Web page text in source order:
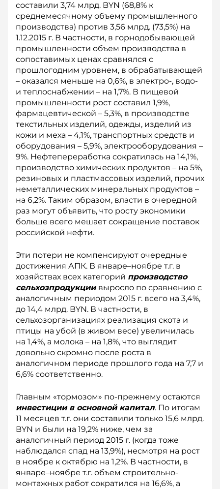
составили 3,74 млрд. BYN (68,8% к
среднемесячному объему промышленного
производства) против 3,56 млрд. (73,5%) на
1.12.2015 г. В частности, в горнодобывающей
промышленности объем производства в
сопоставимых ценах сравнялся с
прошлогодним уровнем, в обрабатывающей
– оказался меньше на 0,6%, в электро-, водо-
и теплоснабжении – на 1,7%. В пищевой
промышленности рост со­ставил 1,9%,
фармацевтической – 5,3%, в производстве
текстильных изделий, одежды, изделий из
кожи и меха – 4,1%, транспортных средств и
оборудования – 5,9%, электрооборудования –
9%. Нефтепереработка сократилась на 14,1%,
производство химических продуктов – на 5%,
резиновых и пластмассовых изделий, прочих
неметаллических минеральных продуктов –
на 6,2%. Таким образом, власти в очередной
раз могут объявить, что росту экономики
больше всего мешает сокращение поставок
российской нефти.
Эти потери не компенсируют очередные
достижения АПК. В январе–ноябре т.г. в
хозяйствах всех категорий производство
сельхозпродукции выросло по сравнению с
аналогичным периодом 2015 г. всего на 3,4%,
до 14,4 млрд. BYN. В частности, в
сельхозорганизациях реализация скота и
птицы на убой (в живом весе) увеличилась
на 1,4%, а молока – на 1,8%, что выглядит
довольно скромно после роста в
аналогичном периоде прошлого года на 7,7 и
6,6% соответственно.
Главным «тормозом» по-прежнему остаются
инвестиции в основной капитал. По итогам
11 месяцев т.г. они составили только 15,6 млрд.
BYN и были на 19,2% ниже, чем за
аналогичный период 2015 г. (когда тоже
наблюдался спад на 13,9%), несмотря на рост
в ноябре к октябрю на 1,2%. В частности, в
январе–ноябре т.г. объем строительно-
монтажных работ сократился на 16,6%, а